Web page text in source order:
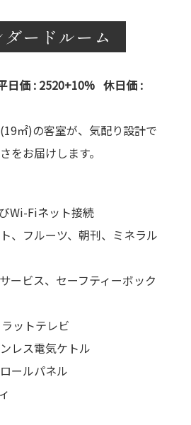
ダードルーム
価 : 2520+10% 休日価 :
㎡)の客室が、気配り設計で
をお届けします。
Wi-Fiネット接続
、フルーツ、朝刊、ミネラル
ービス、セーフティーボック
ットテレビ
レス電気ケトル
ールパネル